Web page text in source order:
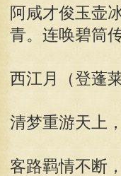
阿咸才俊玉壶
青。连唤碧筒
西江月（登蓬
清梦重游天上
客路羁情不断